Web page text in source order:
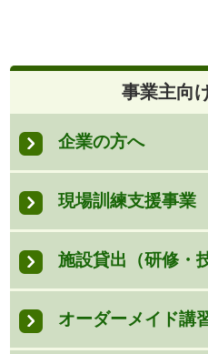
事業主向
企業の方へ
現場訓練支援事業
施設貸出（研修・
オーダーメイド講